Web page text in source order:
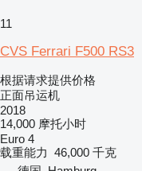
11
CVS Ferrari F500 RS3
根据请求提供价格
正面吊运机
2018
14,000 摩托小时
Euro 4
载重能力 46,000 千克